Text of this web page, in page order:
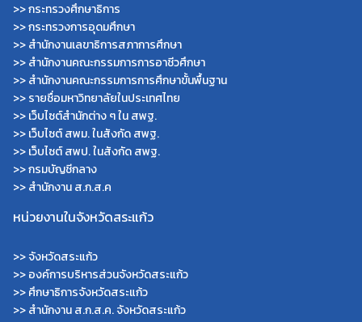
>>กระทรวงศึกษาธิการ
>>กระทรวงการอุดมศึกษา
>>สำนักงานเลขาธิการสภาการศึกษา
>>สำนักงานคณะกรรมการการอาชีวศึกษา
>>สำนักงานคณะกรรมการการศึกษาขั้นพื้นฐาน
>>รายชื่อมหาวิทยาลัยในประเทศไทย
>>เว็บไซต์สำนักต่าง ๆ ใน สพฐ.
>>เว็บไซต์ สพม. ในสังกัด สพฐ.
>>เว็บไซต์ สพป. ในสังกัด สพฐ.
>>กรมบัญชีกลาง
>>สำนักงาน ส.ก.ส.ค
หน่วยงานในจังหวัดสระแก้ว
>>จังหวัดสระแก้ว
>>องค์การบริหารส่วนจังหวัดสระแก้ว
>>ศึกษาธิการจังหวัดสระแก้ว
>>สำนักงาน ส.ก.ส.ค. จังหวัดสระแก้ว